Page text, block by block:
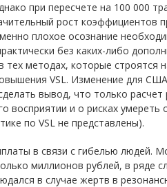
при пересчете на 100 000
рост коэффициентов
плохое осознание
без каких-либо
методах, которые строятся
VSL. Изменение для
вывод, что только
восприятии и о рисках
по VSL не представлены).
в связи с гибелью людей.
миллионов рублей, в ряде
в случае жертв в